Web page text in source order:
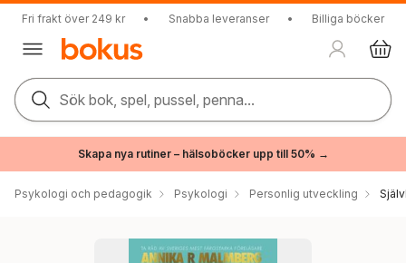
Fri frakt över 249 kr • Snabba leveranser • Billiga böcker
Sök bok, spel, pussel, penna...
Skapa nya rutiner – hälsoböcker upp till 50% →
Psykologi och pedagogik Psykologi Personlig utveckling